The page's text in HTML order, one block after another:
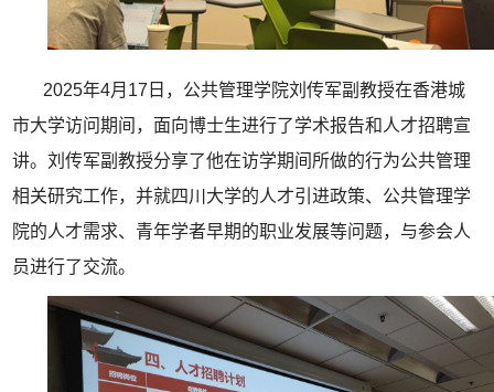
2025年4月17日，公共管理学院刘传军副教授在香港城
市大学访问期间，面向博士生进行了学术报告和人才招聘宣
讲。刘传军副教授分享了他在访学期间所做的行为公共管理
相关研究工作，并就四川大学的人才引进政策、公共管理学
院的人才需求、青年学者早期的职业发展等问题，与参会人
员进行了交流。